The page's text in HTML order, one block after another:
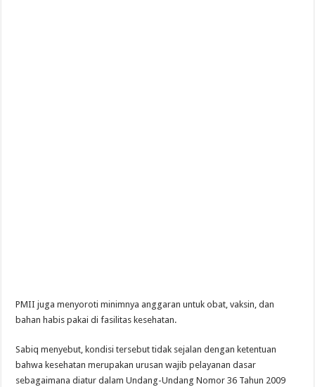
PMII juga menyoroti minimnya anggaran untuk obat, vaksin, dan
bahan habis pakai di fasilitas kesehatan.
Sabiq menyebut, kondisi tersebut tidak sejalan dengan ketentuan
bahwa kesehatan merupakan urusan wajib pelayanan dasar
sebagaimana diatur dalam Undang-Undang Nomor 36 Tahun 2009